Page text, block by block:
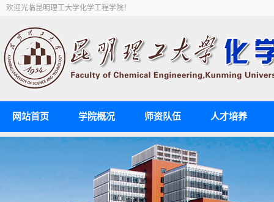
欢迎光临昆明理工大学化学工程学院！
网站首页 学院概况 师资队伍 人才培养